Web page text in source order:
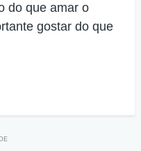
do que amar o
gostar do que